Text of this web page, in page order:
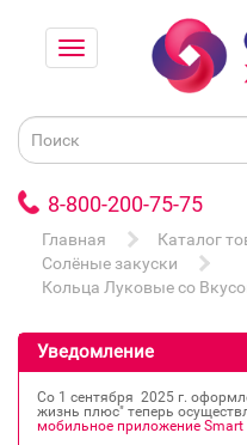
8-800-200-75-75
Главная
Каталог
Солёные закуски
Кольца Луковые со
Уведомление
Со 1 сентября 2025 г.
жизнь плюс" теперь
мобильное приложение Smart